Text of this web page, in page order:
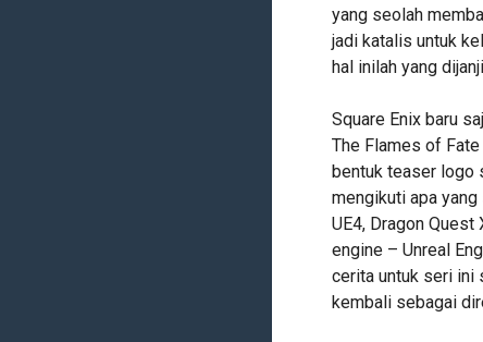
yang seolah
jadi katalis untuk
hal inilah yang
Square Enix baru
The Flames of
bentuk teaser logo
mengikuti apa
UE4, Dragon
engine – Unreal
cerita untuk seri ini
kembali sebagai